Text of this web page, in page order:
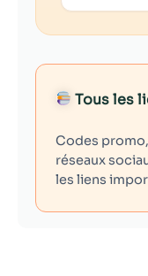
Tous les
Codes
réseaux
les liens